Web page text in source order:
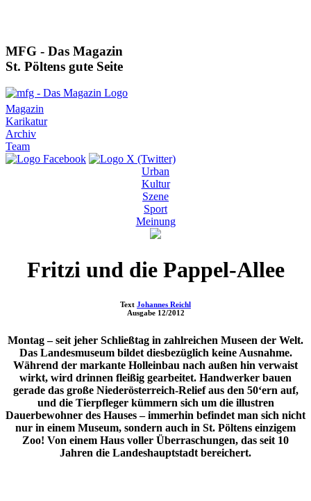
MFG - Das Magazin
St. Pöltens gute Seite
Magazin
Karikatur
Archiv
Team
Urban
Kultur
Szene
Sport
Meinung
Fritzi und die Pappel-Allee
Text Johannes Reichl
Ausgabe 12/2012
Montag – seit jeher Schließtag in zahlreichen Museen der Welt.
Das Landesmuseum bildet diesbezüglich keine Ausnahme.
Während der markante Holleinbau nach außen hin verwaist
wirkt, wird drinnen fleißig gearbeitet. Handwerker bauen
gerade das große Niederösterreich-Relief aus den 50‘ern auf,
und die Tierpfleger kümmern sich um die illustren
Dauerbewohner des Hauses – immerhin befindet man sich nicht
nur in einem Museum, sondern auch in St. Pöltens einzigem
Zoo! Von einem Haus voller Überraschungen, das seit 10
Jahren die Landeshauptstadt bereichert.